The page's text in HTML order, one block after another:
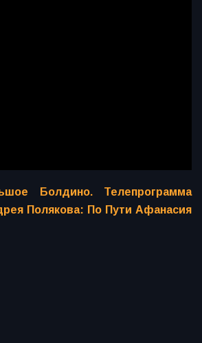
Болдино. Телепрограмма
Полякова: По Пути Афанасия